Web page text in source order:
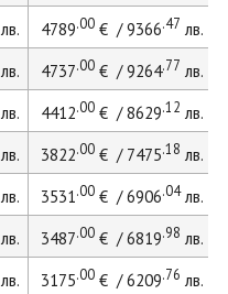
лв. 4789.00€ / 9366.47 лв.
лв. 4737.00€ / 9264.77 лв.
лв. 4412.00€ / 8629.12 лв.
лв. 3822.00€ / 7475.18 лв.
лв. 3531.00€ / 6906.04лв.
лв. 3487.00€ / 6819.98 лв.
лв. 3175.00€ / 6209.76 лв.